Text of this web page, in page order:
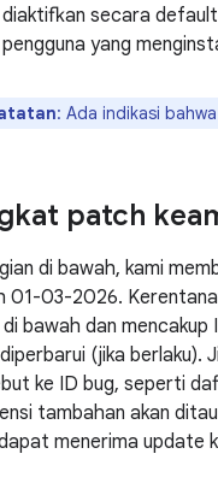
diaktifkan secara
pengguna yang
: Ada indikasi
patch
di bawah, kami
01-03-2026.
bawah dan
(jika berlaku).
ke ID bug, seperti
tambahan akan
menerima update